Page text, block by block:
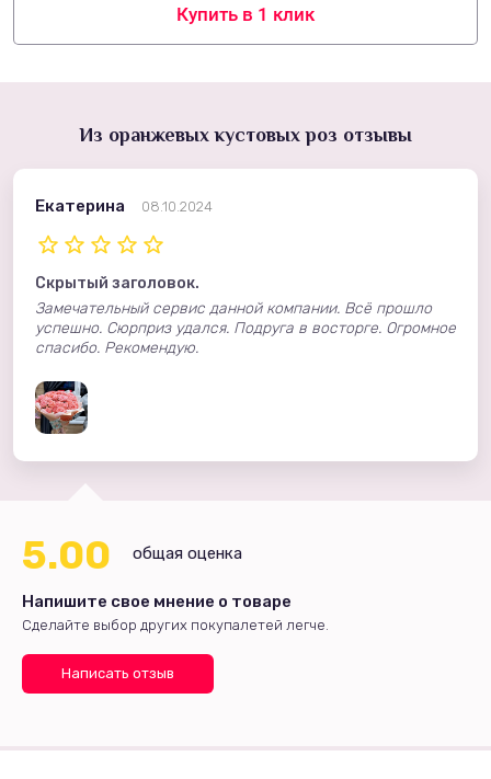
Купить в 1 клик
Из оранжевых кустовых роз отзывы
Екатерина 08.10.2024
Скрытый заголовок.
Замечательный сервис данной компании. Всё прошло
успешно. Сюрприз удался. Подруга в восторге. Огромное
спасибо. Рекомендую.
Напишите свое мнение о товаре
Сделайте выбор других покупалетей легче.
Написать отзыв
5.00 общая оценка